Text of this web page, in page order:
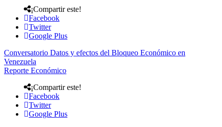
¡Compartir este!
Facebook
Twitter
Google Plus
Conversatorio Datos y efectos del Bloqueo Económico en
Venezuela
Reporte Económico
¡Compartir este!
Facebook
Twitter
Google Plus